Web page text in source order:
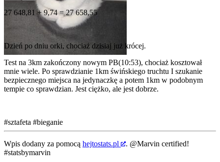
27 648,81 + 9,74 = 27 658,55
Dzień po dniu orki, chociaż dzisiaj już krócej.
Test na 3km zakończony nowym PB(10:53), chociaż kosztował
mnie wiele. Po sprawdzianie 1km świńskiego truchtu I szukanie
bezpiecznego miejsca na jedynaczkę a potem 1km w podobnym
tempie co sprawdzian. Jest ciężko, ale jest dobrze.
#sztafeta #bieganie
Wpis dodany za pomocą hejtostats.pl . @Marvin certified!
#statsbymarvin